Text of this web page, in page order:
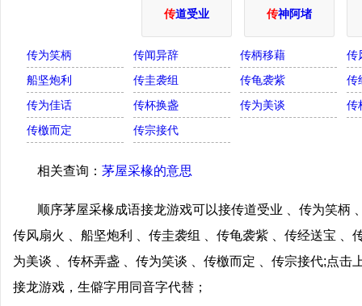
传道受业 传神阿堵
传为笑柄 传闻异辞 传柄移藉
传
船坚炮利
传圭袭组 传龟袭紫
传
传为佳话
传杯换盏 传为美谈
传
传檄而定
传宗接代
相关查询： 茅屋采椽的意思
顺序茅屋采椽成语接龙游戏可以接传道受业 、传为笑柄
传风扇火 、船坚炮利 、传圭袭组 、传龟袭紫 、传经送宝 、
为美谈 、传杯弄盏 、传为笑谈 、传檄而定 、传宗接代;点击
接龙游戏，生僻字用同音字代替；